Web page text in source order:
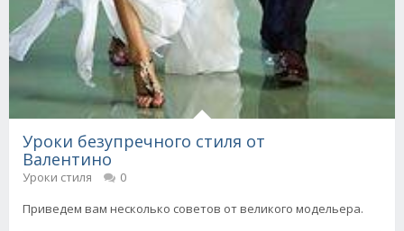
Уроки безупречного стиля от
Валентино
Уроки стиля
0
Приведем вам несколько советов от великого модельера.